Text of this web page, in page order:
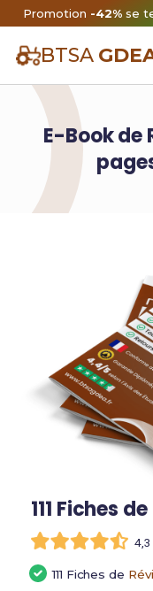
Promotion -42%se
BTSA
E-Book de
111 Fiches
4,3
111 Fiches de